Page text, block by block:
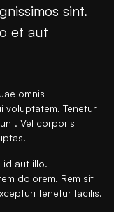
sint.
et aut
omnis
voluptatem. Tenetur
Vel corporis
id aut illo.
dolorem. Rem sit
tenetur facilis.